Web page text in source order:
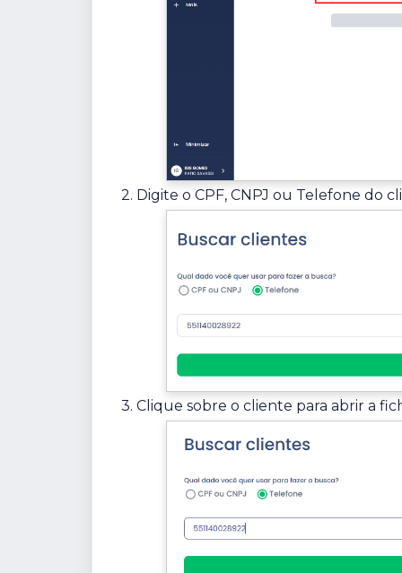
2. Digite o CPF, CNPJ ou Telefone do
3. Clique sobre o cliente para abrir a